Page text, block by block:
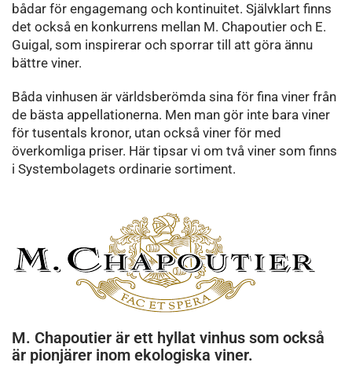
bådar för engagemang och kontinuitet. Självklart finns
det också en konkurrens mellan M. Chapoutier och E.
Guigal, som inspirerar och sporrar till att göra ännu
bättre viner.
Båda vinhusen är världsberömda sina för fina viner från
de bästa appellationerna. Men man gör inte bara viner
för tusentals kronor, utan också viner för med
överkomliga priser. Här tipsar vi om två viner som finns
i Systembolagets ordinarie sortiment.
M. Chapoutier är ett hyllat vinhus som också
är pionjärer inom ekologiska viner.